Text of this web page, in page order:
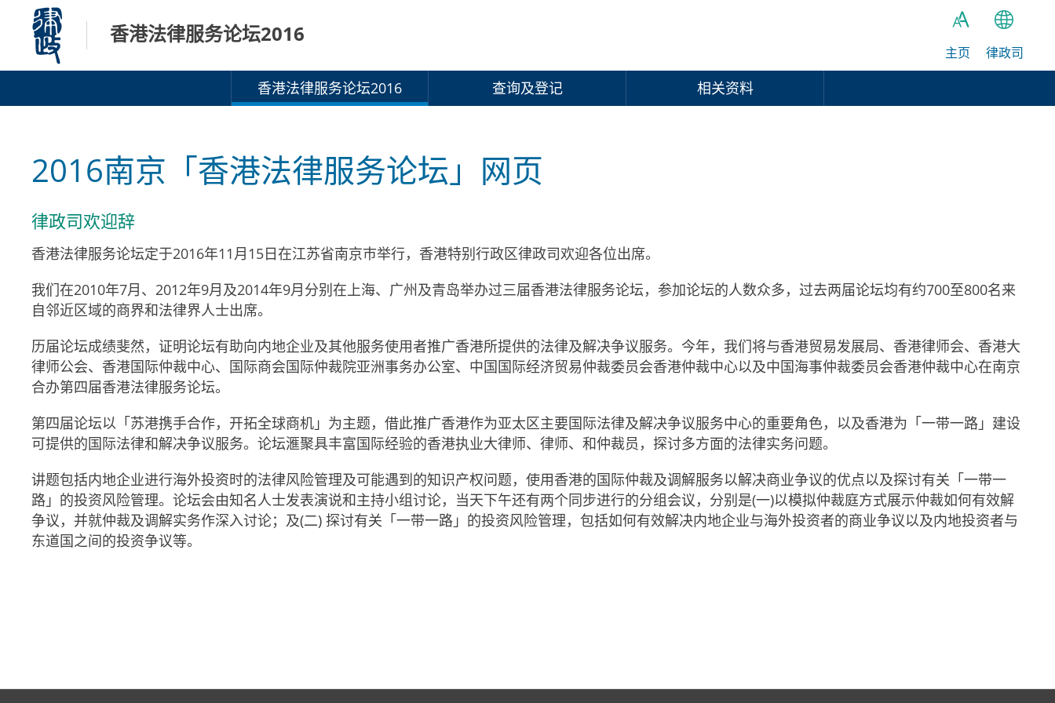
容
香港法律服务论坛2016
A
A
繁
主页 律政司
香港法律服务论坛2016 查询及登记 相关资料
2016南京「香港法律服务论坛」网页
律政司欢迎辞
香港法律服务论坛定于2016年11月15日在江苏省南京巿举行，香港特别行政区律政司欢迎各位出席。
我们在2010年7月、2012年9月及2014年9月分别在上海、广州及青岛举办过三届香港法律服务论坛，参加论坛的人数众多，过去两届论坛均有约700至800名来
自邻近区域的商界和法律界人士出席。
历届论坛成绩斐然，证明论坛有助向内地企业及其他服务使用者推广香港所提供的法律及解决争议服务。今年，我们将与香港贸易发展局、香港律师会、香港大
律师公会、香港国际仲裁中心、国际商会国际仲裁院亚洲事务办公室、中国国际经济贸易仲裁委员会香港仲裁中心以及中国海事仲裁委员会香港仲裁中心在南京
合办第四届香港法律服务论坛。
第四届论坛以「苏港携手合作，开拓全球商机」为主题，借此推广香港作为亚太区主要国际法律及解决争议服务中心的重要角色，以及香港为「一带一路」建设
可提供的国际法律和解决争议服务。论坛滙聚具丰富国际经验的香港执业大律师、律师、和仲裁员，探讨多方面的法律实务问题。
讲题包括内地企业进行海外投资时的法律风险管理及可能遇到的知识产权问题，使用香港的国际仲裁及调解服务以解决商业争议的优点以及探讨有关「一带一
路」的投资风险管理。论坛会由知名人士发表演说和主持小组讨论，当天下午还有两个同步进行的分组会议，分别是(一)以模拟仲裁庭方式展示仲裁如何有效解
争议，并就仲裁及调解实务作深入讨论；及(二) 探讨有关「一带一路」的投资风险管理，包括如何有效解决内地企业与海外投资者的商业争议以及内地投资者与
东道国之间的投资争议等。